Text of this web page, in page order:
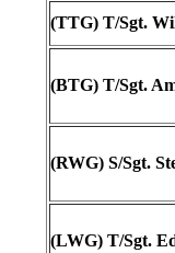
(TTG) T/Sgt.
(BTG) T/Sgt.
(RWG) S/Sgt.
(LWG) T/Sgt.